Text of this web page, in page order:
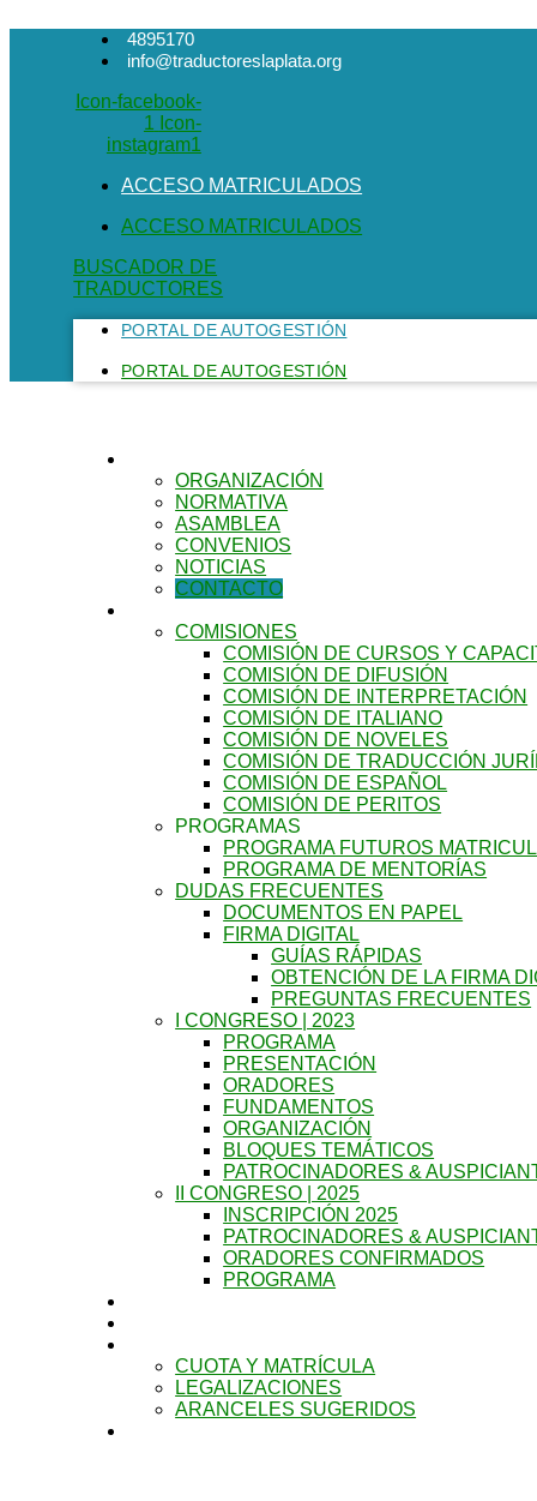
4895170
info@traductoreslaplata.org
Icon-facebook-
1 Icon-
instagram1
ACCESO MATRICULADOS
ACCESO MATRICULADOS
BUSCADOR DE
TRADUCTORES
PORTAL DE AUTOGESTIÓN
PORTAL DE AUTOGESTIÓN
ORGANIZACIÓN
NORMATIVA
ASAMBLEA
CONVENIOS
NOTICIAS
CONTACTO
COMISIONES
COMISIÓN DE CURSOS Y
COMISIÓN DE DIFUSIÓN
COMISIÓN DE INTERPRETACIÓN
COMISIÓN DE ITALIANO
COMISIÓN DE NOVELES
COMISIÓN DE TRADUCCIÓN
COMISIÓN DE ESPAÑOL
COMISIÓN DE PERITOS
PROGRAMAS
PROGRAMA FUTUROS
PROGRAMA DE MENTORÍAS
DUDAS FRECUENTES
DOCUMENTOS EN PAPEL
FIRMA DIGITAL
GUÍAS RÁPIDAS
OBTENCIÓN DE LA FIRMA
PREGUNTAS FRECUENTES
I CONGRESO | 2023
PROGRAMA
PRESENTACIÓN
ORADORES
FUNDAMENTOS
ORGANIZACIÓN
BLOQUES TEMÁTICOS
PATROCINADORES &
II CONGRESO | 2025
INSCRIPCIÓN 2025
PATROCINADORES &
ORADORES CONFIRMADOS
PROGRAMA
CUOTA Y MATRÍCULA
LEGALIZACIONES
ARANCELES SUGERIDOS